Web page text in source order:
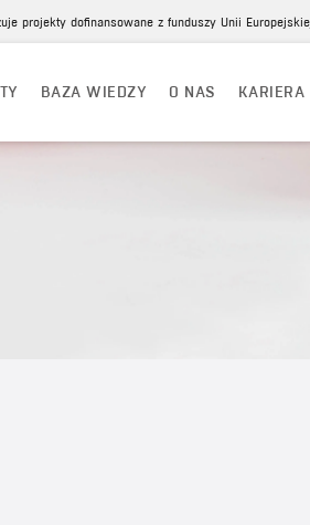
projekty dofinansowane z funduszy Unii
BAZA WIEDZY O NAS KARIERA